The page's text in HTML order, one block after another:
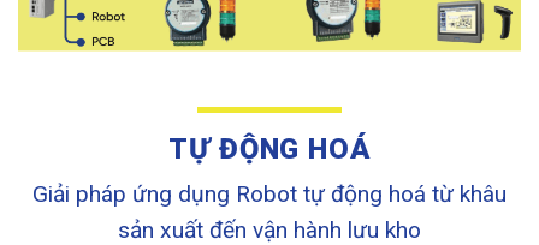
TỰ ĐỘNG HOÁ
Giải pháp ứng dụng Robot tự động hoá từ khâu
sản xuất đến vận hành lưu kho